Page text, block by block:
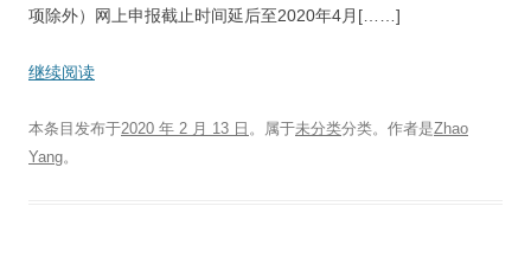
项除外）网上申报截止时间延后至2020年4月[……]
继续阅读
本条目发布于2020 年 2 月 13 日 。属于未分类分类。 作者是Zhao
Yang。